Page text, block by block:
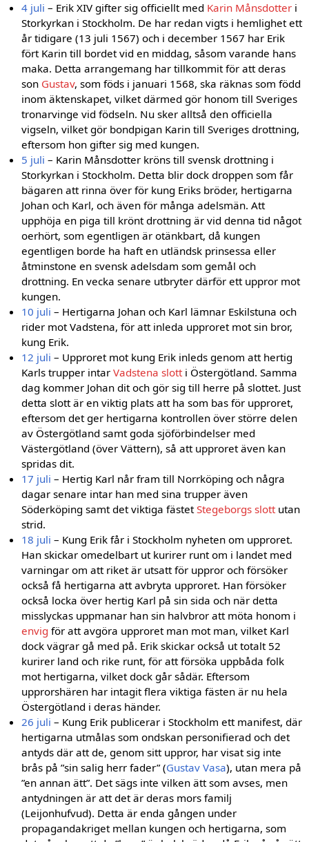
4 juli – Erik XIV gifter sig officiellt med Karin Månsdotter i
Storkyrkan i Stockholm. De har redan vigts i hemlighet ett
år tidigare (13 juli 1567) och i december 1567 har Erik
fört Karin till bordet vid en middag, såsom varande hans
maka. Detta arrangemang har tillkommit för att deras
son Gustav, som föds i januari 1568, ska räknas som född
inom äktenskapet, vilket därmed gör honom till Sveriges
tronarvinge vid födseln. Nu sker alltså den officiella
vigseln, vilket gör bondpigan Karin till Sveriges drottning,
eftersom hon gifter sig med kungen.
5 juli – Karin Månsdotter kröns till svensk drottning i
Storkyrkan i Stockholm. Detta blir dock droppen som får
bägaren att rinna över för kung Eriks bröder, hertigarna
Johan och Karl, och även för många adelsmän. Att
upphöja en piga till krönt drottning är vid denna tid något
oerhört, som egentligen är otänkbart, då kungen
egentligen borde ha haft en utländsk prinsessa eller
åtminstone en svensk adelsdam som gemål och
drottning. En vecka senare utbryter därför ett uppror mot
kungen.
10 juli – Hertigarna Johan och Karl lämnar Eskilstuna och
rider mot Vadstena, för att inleda upproret mot sin bror,
kung Erik.
12 juli – Upproret mot kung Erik inleds genom att hertig
Karls trupper intarVadstena slotti Östergötland. Samma
dag kommer Johan dit och gör sig till herre på slottet. Just
detta slott är en viktig plats att ha som bas för upproret,
eftersom det ger hertigarna kontrollen över större delen
av Östergötland samt goda sjöförbindelser med
Västergötland (över Vättern), så att upproret även kan
spridas dit.
17 juli – Hertig Karl når fram till Norrköping och några
dagar senare intar han med sina trupper även
Söderköping samt det viktiga fästetStegeborgs slottutan
strid.
18 juli – Kung Erik får i Stockholm nyheten om upproret.
Han skickar omedelbart ut kurirer runt om i landet med
varningar om att riket är utsatt för uppror och försöker
också få hertigarna att avbryta upproret. Han försöker
också locka över hertig Karl på sin sida och när detta
misslyckas uppmanar han sin halvbror att möta honom i
envig för att avgöra upproret man mot man, vilket Karl
dock vägrar gå med på. Erik skickar också ut totalt 52
kurirer land och rike runt, för att försöka uppbåda folk
mot hertigarna, vilket dock går sådär. Eftersom
upprorshären har intagit flera viktiga fästen är nu hela
Östergötland i deras händer.
26 juli – Kung Erik publicerar i Stockholm ett manifest, där
hertigarna utmålas som ondskan personifierad och det
antyds där att de, genom sitt uppror, har visat sig inte
brås på ”sin salig herr fader” (Gustav Vasa), utan mera på
”en annan ätt”. Det sägs inte vilken ätt som avses, men
antydningen är att det är deras mors familj
(Leijonhufvud). Detta är enda gången under
propagandakriget mellan kungen och hertigarna, som